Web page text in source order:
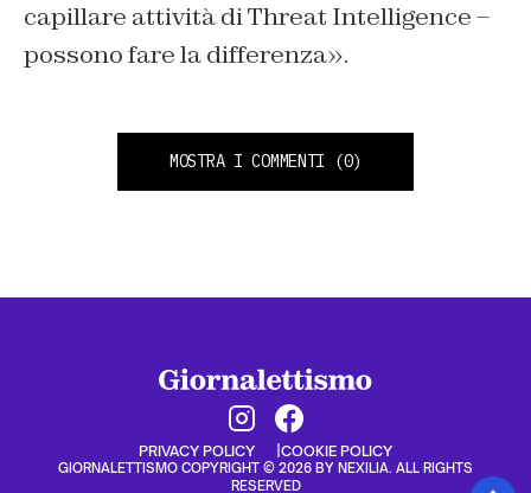
capillare attività di Threat Intelligence –
possono fare la differenza».
MOSTRA I COMMENTI (0)
PRIVACY POLICY COOKIE POLICY
GIORNALETTISMO COPYRIGHT © 2026 BY NEXILIA. ALL RIGHTS
RESERVED